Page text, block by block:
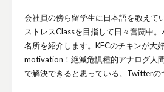
会社員の傍ら留学生に日本語を教えて
ストレスClassを目指して日々奮闘中
名所を紹介します。KFCのチキンが大
motivation！絶滅危惧種的アナログ人
で解決できると思っている。Twitterの